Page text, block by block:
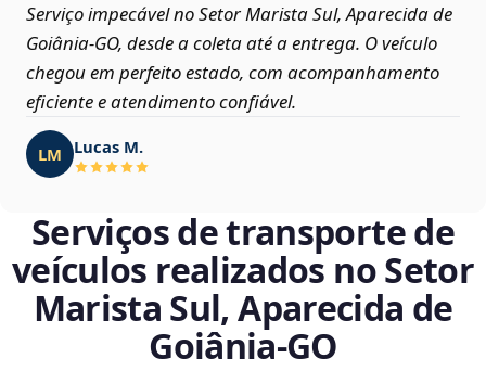
Serviço impecável no Setor Marista Sul, Aparecida de
Goiânia‑GO, desde a coleta até a entrega. O veículo
chegou em perfeito estado, com acompanhamento
eficiente e atendimento confiável.
LM Lucas M.
Serviços de transporte de
veículos realizados no Setor
Marista Sul, Aparecida de
Goiânia‑GO